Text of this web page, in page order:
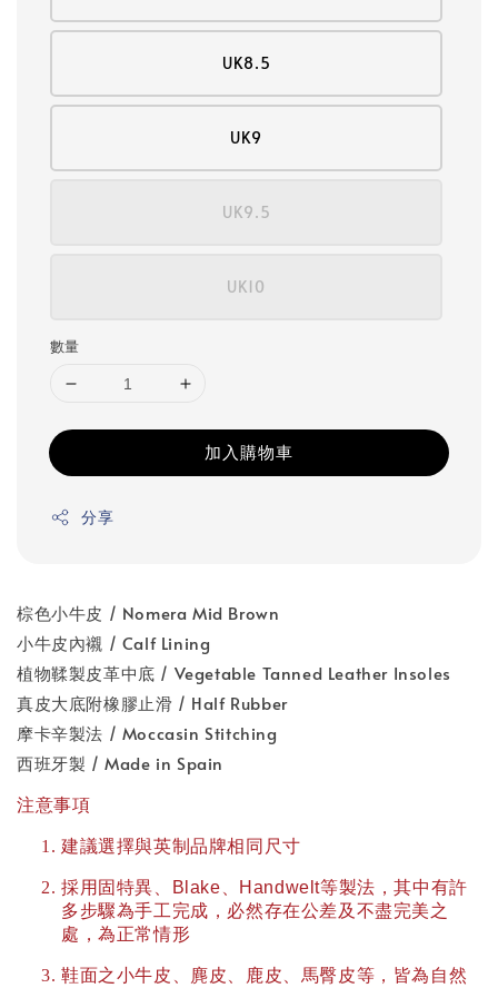
UK8.5
UK9
UK9.5
UK10
數量
加入購物車
分享
棕色小牛皮 / Nomera Mid Brown
小牛皮內襯 / Calf Lining
植物鞣製皮革中底 / Vegetable Tanned Leather Insoles
真皮大底附橡膠止滑 / Half Rubber
摩卡辛製法 / Moccasin Stitching
西班牙製 / Made in Spain
注意事項
建議選擇與英制品牌相同尺寸
採用固特異、 Blake Handwelt等製法，其中有許
多步驟為手工完成，必然存在公差及不盡完美之
處，為正常情形
鞋面之小牛皮、麂皮、鹿皮、馬臀皮等，皆為自然